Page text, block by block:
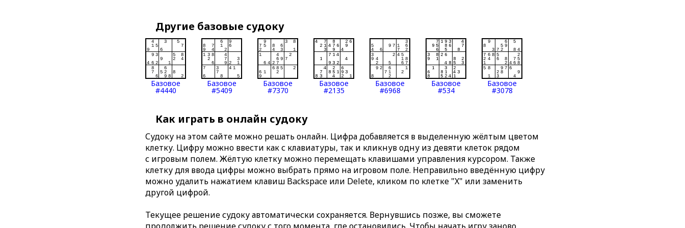
Другие базовые судоку
Базовое
#4440
Базовое
#5409
Базовое
#7370
Базовое
#2135
Базовое
#6968
Базовое
#534
Базовое
#3078
Как играть в онлайн судоку
Судоку на этом сайте можно решать онлайн. Цифра добавляется в выделенную жёлтым цветом
клетку. Цифру можно ввести как с клавиатуры, так и кликнув одну из девяти клеток рядом
с игровым полем. Жёлтую клетку можно перемещать клавишами управления курсором. Также
клетку для ввода цифры можно выбрать прямо на игровом поле. Неправильно введённую цифру
можно удалить нажатием клавиш Backspace или Delete, кликом по клетке "X" или заменить
другой цифрой.
Текущее решение судоку автоматически сохраняется. Вернувшись позже, вы сможете